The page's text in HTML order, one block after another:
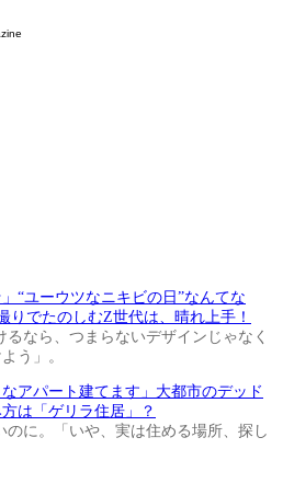
“ユーウツなニキビの日”なんてな
りでたのしむZ世代は、晴れ上手！
なら、つまらないデザインじゃなく
う」。
アパート建てます」大都市のデッド
は「ゲリラ住居」？
に。「いや、実は住める場所、探し